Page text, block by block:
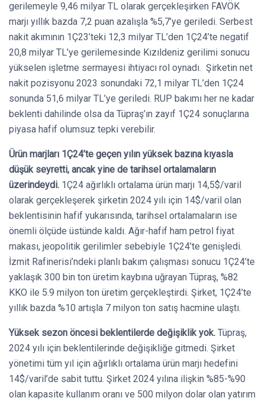
gerilemeyle 9,46 milyar TL olarak gerçekleşirken FAVÖK
marjı yıllık bazda 7,2 puan azalışla %5,7’ye geriledi. Serbest
nakit akımının 1Ç23’teki 12,3 milyar TL’den 1Ç24’te negatif
20,8 milyar TL’ye gerilemesinde Kızıldeniz gerilimi sonucu
yükselen işletme sermayesi ihtiyacı rol oynadı. Şirketin net
nakit pozisyonu 2023 sonundaki 72,1 milyar TL’den 1Ç24
sonunda 51,6 milyar TL’ye geriledi. RUP bakımı her ne kadar
beklenti dahilinde olsa da Tüpraş’ın zayıf 1Ç24 sonuçlarına
piyasa hafif olumsuz tepki verebilir.
Ürün marjları 1Ç24’te geçen yılın yüksek bazına kıyasla
düşük seyretti, ancak yine de tarihsel ortalamaların
üzerindeydi. 1Ç24 ağırlıklı ortalama ürün marjı 14,5$/varil
olarak gerçekleşerek şirketin 2024 yılı için 14$/varil olan
beklentisinin hafif yukarısında, tarihsel ortalamaların ise
önemli ölçüde üstünde kaldı. Ağır-hafif ham petrol fiyat
makası, jeopolitik gerilimler sebebiyle 1Ç24’te genişledi.
İzmit Rafinerisi’ndeki planlı bakım çalışması sonucu 1Ç24’te
yaklaşık 300 bin ton üretim kaybına uğrayan Tüpraş, %82
KKO ile 5.9 milyon ton üretim gerçekleştirdi. Şirket, 1Ç24’te
yıllık bazda %10 artışla 7 milyon ton satış hacmine ulaştı.
Yüksek sezon öncesi beklentilerde değişiklik yok. Tüpraş,
2024 yılı için beklentilerinde değişikliğe gitmedi. Şirket
yönetimi tüm yıl için ağırlıklı ortalama ürün marjı hedefini
14$/varil’de sabit tuttu. Şirket 2024 yılına ilişkin %85-%90
olan kapasite kullanım oranı ve 500 milyon dolar olan yatırım